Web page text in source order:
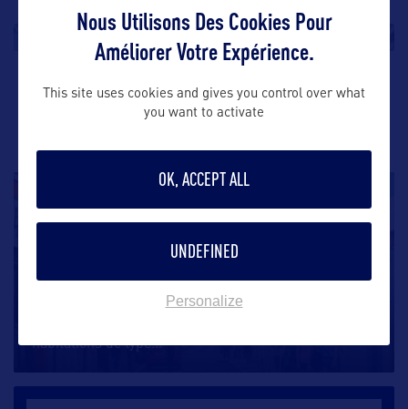
LA SÉLECTION DU MOMENT
habitations de type…
Nous Utilisons Des Cookies Pour
Améliorer Votre Expérience.
This site uses cookies and gives you control over what
you want to activate
OK, ACCEPT ALL
UNDEFINED
Personalize